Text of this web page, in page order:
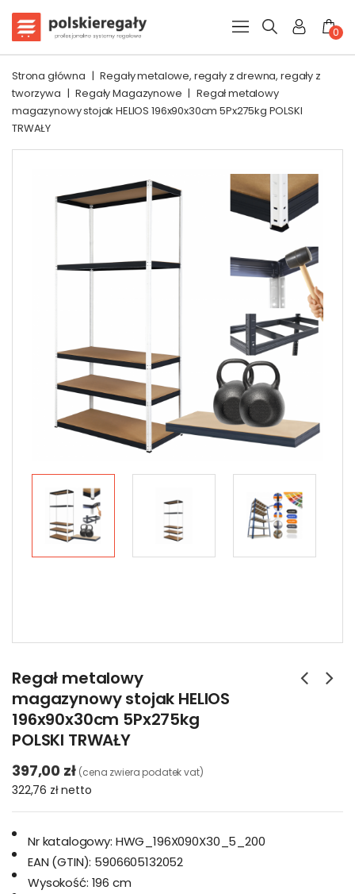
0
Strona główna | Regały metalowe, regały z drewna, regały z
tworzywa | Regały Magazynowe | Regał metalowy
magazynowy stojak HELIOS 196x90x30cm 5Px275kg POLSKI
TRWAŁY
Regał metalowy
magazynowy stojak HELIOS
196x90x30cm 5Px275kg
POLSKI TRWAŁY
397,00 zł (cena zwiera podatek vat)
322,76 złnetto
Nr katalogowy: HWG_196X090X30_5_200
EAN (GTIN): 5906605132052
Wysokość: 196 cm